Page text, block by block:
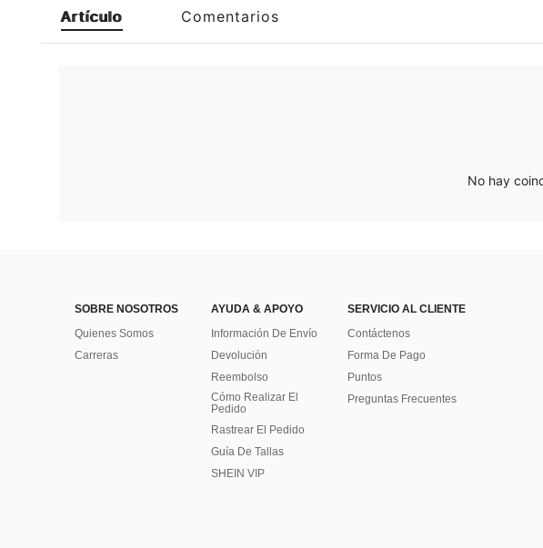
Artículo Comentarios
No hay
SOBRE NOSOTROS
Quienes Somos
Carreras
AYUDA & APOYO
Información De Envío
Devolución
Reembolso
Cómo Realizar El
Pedido
Rastrear El Pedido
Guía De Tallas
SHEIN VIP
SERVICIO AL CLIENTE
Contáctenos
Forma De Pago
Puntos
Preguntas Frecuentes